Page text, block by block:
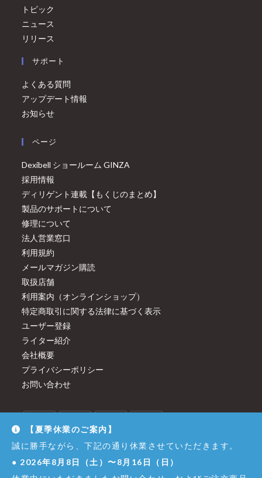
トピック
ニュース
リリース
サポート
よくある質問
アップデート情報
お知らせ
ページ
Dexibell ショールーム GINZA
採用情報
ディリゲント連載【もくじのまとめ】
製品のサポートについて
修理について
法人営業窓口
利用規約
メールマガジン購読
取扱店舗
利用案内（オンラインショップ）
特定商取引に関する法律に基づく表示
ユーザー登録
ライター紹介
会社概要
プライバシーポリシー
お問い合わせ
【夏季休業のご案内】
誠に勝手ながら、下記の通り休業させていただきます。
● 2026年8月8日（土）〜8月16日（日）